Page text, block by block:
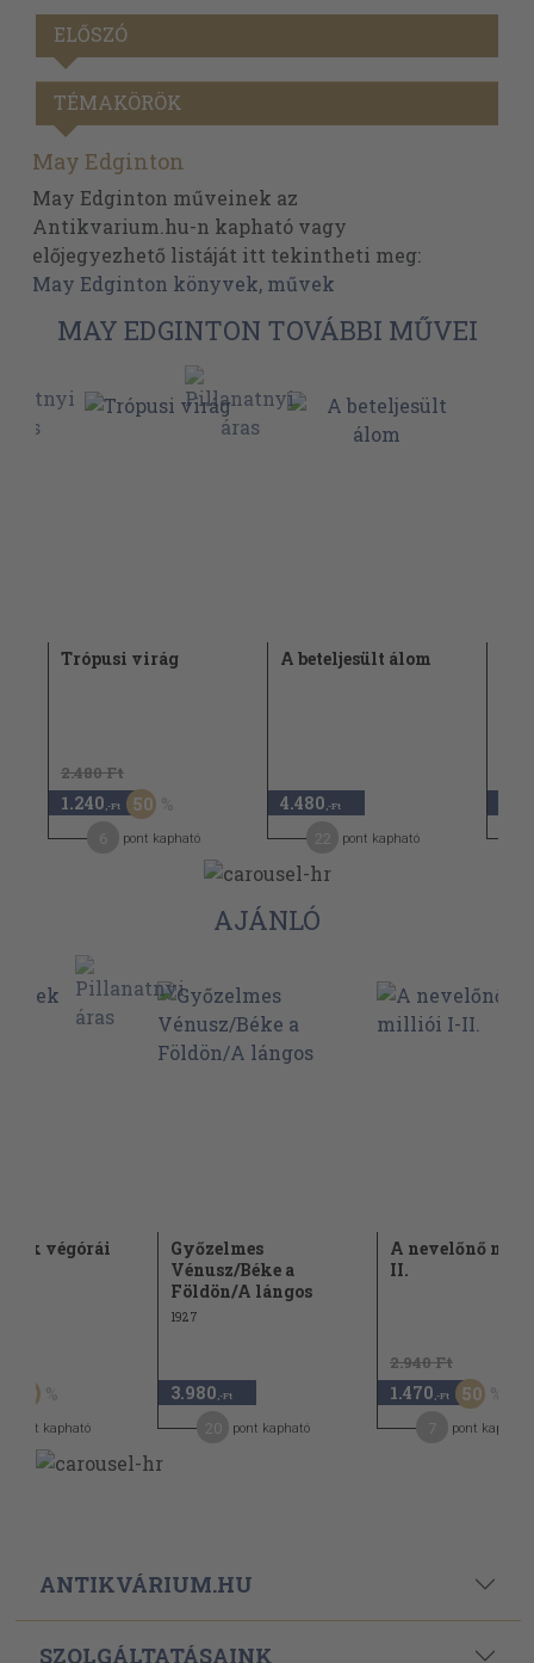
ELŐSZÓ
TÉMAKÖRÖK
May Edginton
May Edginton műveinek az
Antikvarium.hu-n kapható vagy
előjegyezhető listáját itt tekintheti meg:
May Edginton könyvek, művek
MAY EDGINTON TOVÁBBI MŰVEI
Trópusi virág
2.480 Ft
1.240 ,-Ft 50
pont kapható
A beteljesült álom
4.480 ,-Ft
pont kapható
AJÁNLÓ
végórái
50
pont kapható
Győzelmes
Vénusz/Béke a
Földön/A lángos
1927
3.980 ,-Ft
pont kapható
A nevelőnő
II.
2.940 Ft
1.470 ,-Ft 50
pont kapható
ANTIKVÁRIUM.HU
SZOLGÁLTATÁSAINK